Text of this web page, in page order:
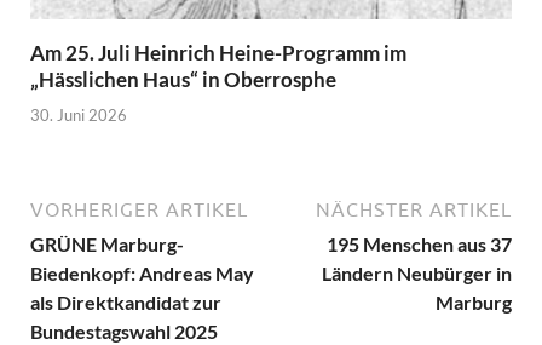
Am 25. Juli Heinrich Heine-Programm im
„Hässlichen Haus“ in Oberrosphe
30. Juni 2026
VORHERIGER ARTIKEL
GRÜNE Marburg-
Biedenkopf: Andreas May
als Direktkandidat zur
Bundestagswahl 2025
NÄCHSTER ARTIKEL
195 Menschen aus 37
Ländern Neubürger in
Marburg